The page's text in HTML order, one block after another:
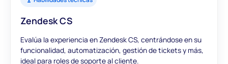
Zendesk CS
Evalúa la experiencia en Zendesk CS, centrándose en su
funcionalidad, automatización, gestión de tickets y más,
ideal para roles de soporte al cliente.